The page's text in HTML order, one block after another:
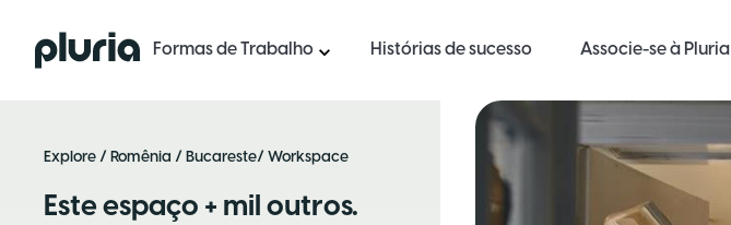
Logo Pluria Formas de Trabalho Histórias de sucesso Associe-se à Pluria
Explore / Romênia / Bucareste/ Workspace
Este espaço + mil outros.